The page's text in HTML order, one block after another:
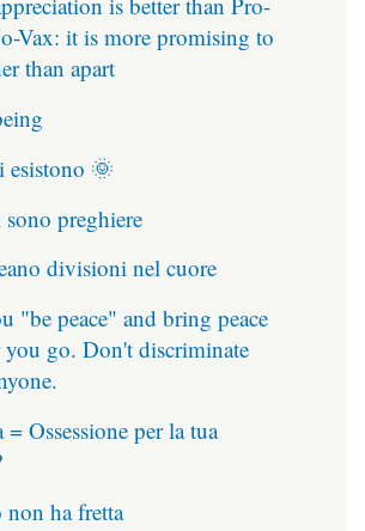
Vax: it is more promising to
than apart
esistono 🌞
preghiere
divisioni nel cuore
"be peace" and bring peace
you go. Don't discriminate
Ossessione per la tua
ha fretta